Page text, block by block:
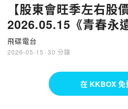
【股東會旺季左右股
2026.05.15《青春永
飛碟電台
2026-05-15 · 30 分鐘
在 KKBOX 免